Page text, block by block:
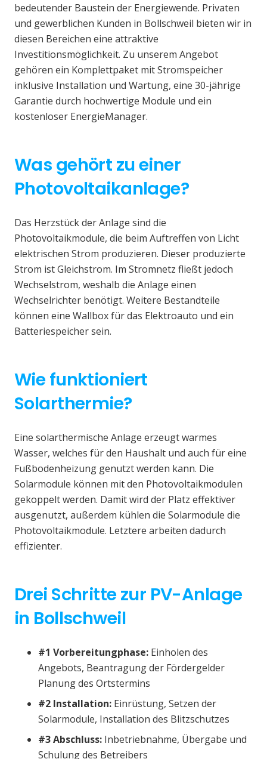
bedeutender Baustein der Energiewende. Privaten
und gewerblichen Kunden in Bollschweil bieten wir in
diesen Bereichen eine attraktive
Investitionsmöglichkeit. Zu unserem Angebot
gehören ein Komplettpaket mit Stromspeicher
inklusive Installation und Wartung, eine 30-jährige
Garantie durch hochwertige Module und ein
kostenloser EnergieManager.
Was gehört zu einer
Photovoltaikanlage?
Das Herzstück der Anlage sind die
Photovoltaikmodule, die beim Auftreffen von Licht
elektrischen Strom produzieren. Dieser produzierte
Strom ist Gleichstrom. Im Stromnetz fließt jedoch
Wechselstrom, weshalb die Anlage einen
Wechselrichter benötigt. Weitere Bestandteile
können eine Wallbox für das Elektroauto und ein
Batteriespeicher sein.
Wie funktioniert
Solarthermie?
Eine solarthermische Anlage erzeugt warmes
Wasser, welches für den Haushalt und auch für eine
Fußbodenheizung genutzt werden kann. Die
Solarmodule können mit den Photovoltaikmodulen
gekoppelt werden. Damit wird der Platz effektiver
ausgenutzt, außerdem kühlen die Solarmodule die
Photovoltaikmodule. Letztere arbeiten dadurch
effizienter.
Drei Schritte zur PV-Anlage
in Bollschweil
#1 Vorbereitungphase: Einholen des
Angebots, Beantragung der Fördergelder
Planung des Ortstermins
#2 Installation: Einrüstung, Setzen der
Solarmodule, Installation des Blitzschutzes
#3 Abschluss: Inbetriebnahme, Übergabe und
Schulung des Betreibers